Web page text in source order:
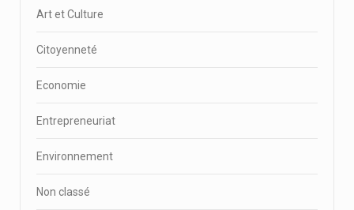
Art et Culture
Citoyenneté
Economie
Entrepreneuriat
Environnement
Non classé